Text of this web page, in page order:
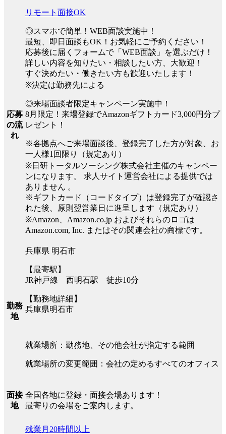
応募
の流
れ
リモート面接OK
◎スマホで簡単！WEB面談実施中！
最短、即日面談もOK！お気軽にご予約ください！
応募後に届くフォームで「WEB面談」を選ぶだけ！
詳しい内容を知りたい・相談したい方、大歓迎！
すぐ決めたい・働きたい方も歓迎いたします！
※決定は勤務先による
◎来場面談者限定キャンペーン実施中！
8月限定！来場登録でAmazonギフトカード3,000円分プ
レゼント！
※各拠点へご来場面談後、登録完了した方が対象、お
一人様1回限り（規定あり）
※日研トータルソーシング株式会社主催のキャンペー
ンになります。 求人サイト運営会社による提供では
ありません 。
※ギフトカード（コードタイプ）は登録完了が確認さ
れた後、原則翌営業日に進呈します（規定あり）
※Amazon、Amazon.co.jp およびそれらのロゴは
Amazon.com, Inc. またはその関連会社の商標です。
勤務
地
兵庫県 明石市
【最寄駅】
JR神戸線 西明石駅 徒歩10分
【勤務地詳細】
兵庫県明石市
就業場所：勤務地、その他会社が指定する範囲
就業場所の変更範囲：会社の定めるすべてのオフィス
面接
地
全国各地に登録・面接会場あります！
最寄りの会場をご案内します。
残業月20時間以上